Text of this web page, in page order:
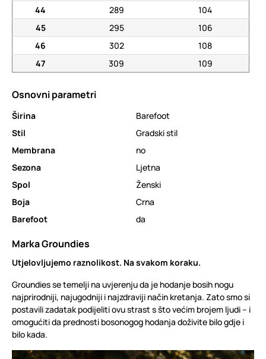
44
289
104
45
295
106
46
302
108
47
309 109
Osnovni parametri
Širina
Barefoot
Stil
Gradski stil
Membrana
no
Sezona
Ljetna
Spol
Ženski
Boja
Crna
Barefoot
da
Marka Groundies
Utjelovljujemo raznolikost. Na svakom koraku.
Groundies se temelji na uvjerenju da je hodanje bosih nogu
najprirodniji, najugodniji i najzdraviji način kretanja. Zato smo si
postavili zadatak podijeliti ovu strast s što većim brojem ljudi – i
omogućiti da prednosti bosonogog hodanja doživite bilo gdje i
bilo kada.